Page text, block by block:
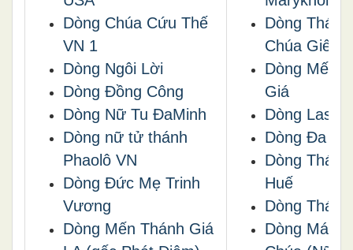
Dòng Chúa Cứu Thế
VN 1
Dòng Ngôi Lời
Dòng Ðồng Công
Dòng Nữ Tu ĐaMinh
Dòng nữ tử thánh
Phaolô VN
Dòng Đức Mẹ Trinh
Vương
Dòng Mến Thánh Giá
Dòng
Chúa Giêsu
Dòng Mến
Giá
Dòng Lasan
Dòng Đa
Dòng
Huế
Dòng
Dòng Máu